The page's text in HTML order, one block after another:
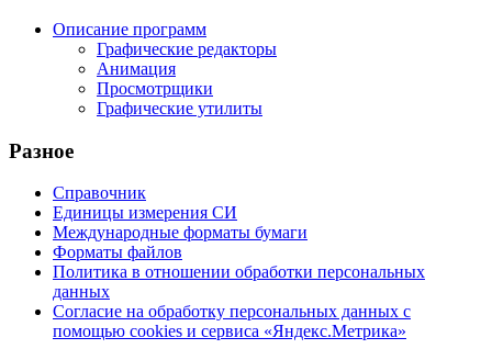
Описание программ
Графические редакторы
Анимация
Просмотрщики
Графические утилиты
Разное
Справочник
Единицы измерения СИ
Международные форматы бумаги
Форматы файлов
Политика в отношении обработки персональных
данных
Согласие на обработку персональных данных с
помощью cookies и сервиса «Яндекс.Метрика»